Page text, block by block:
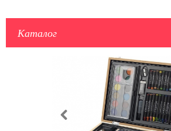
Каталог